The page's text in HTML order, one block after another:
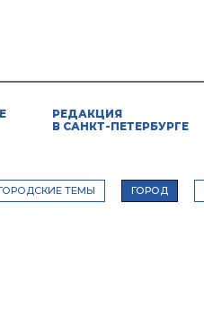
РЕДАКЦИЯ
В САНКТ-ПЕТЕРБУРГЕ
ТЕМЫ ГОРОД